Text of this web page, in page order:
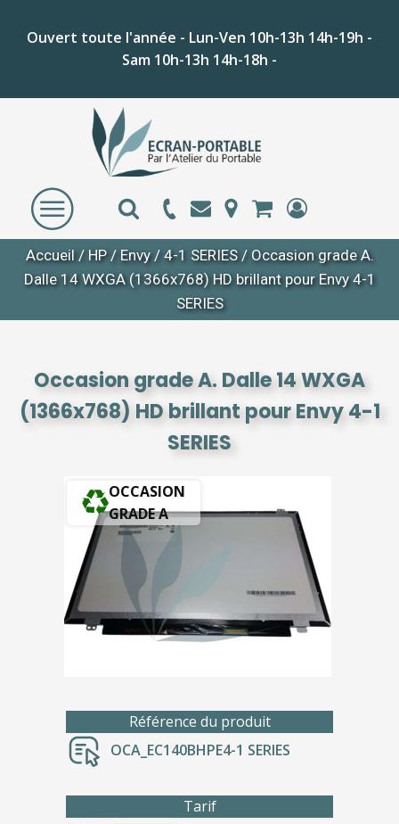
Ouvert toute l'année - Lun-Ven 10h-13h 14h-19h -
Sam 10h-13h 14h-18h -
Accueil/ HP/ Envy/ 4-1 SERIES/ Occasion grade A.
Dalle 14 WXGA (1366x768) HD brillant pour Envy 4-1
SERIES
Occasion grade A. Dalle 14 WXGA
(1366x768) HD brillant pour Envy 4-1
SERIES
OCCASION
GRADE A
Référence du produit
OCA_EC140BHPE4-1 SERIES
Tarif